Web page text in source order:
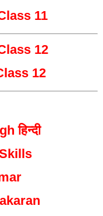
11
12
12
हिन्दी